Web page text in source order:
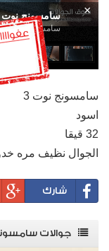
سامسونج نوت 3 اسود 32 قيقا اخو
سامسونج نوت 3 اسود 32 قيقا اخو الجديد
×
سامسونج نوت 3
اسود
32 قيقا
الجوال نظيف مره
شارك
جوالات